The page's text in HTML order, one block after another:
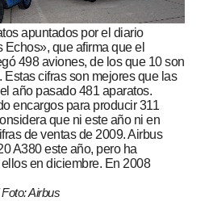
apuntados por el diario
que afirma que el
498 aviones, de los que 10 son
cifras son mejores que las
año pasado 481 aparatos.
encargos para producir 311
que ni este año ni en
de ventas de 2009. Airbus
A380 este año, pero ha
en diciembre. En 2008
Airbus